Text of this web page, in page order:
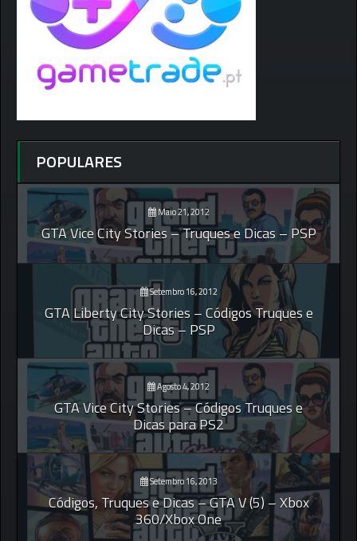
POPULARES
Maio 21, 2012
GTA Vice City Stories – Truques e Dicas – PSP
Setembro 16, 2012
GTA Liberty City Stories – Códigos Truques e
Dicas – PSP
Agosto 4, 2012
GTA Vice City Stories – Códigos Truques e
Dicas para PS2
Setembro 16, 2013
Códigos, Truques e Dicas – GTA V (5) – Xbox
360/Xbox One